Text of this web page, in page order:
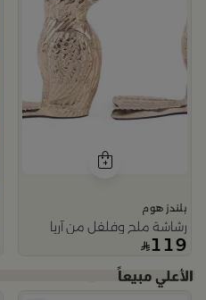
بلندز هوم
رشاشة ملح وفلفل من آريا
119